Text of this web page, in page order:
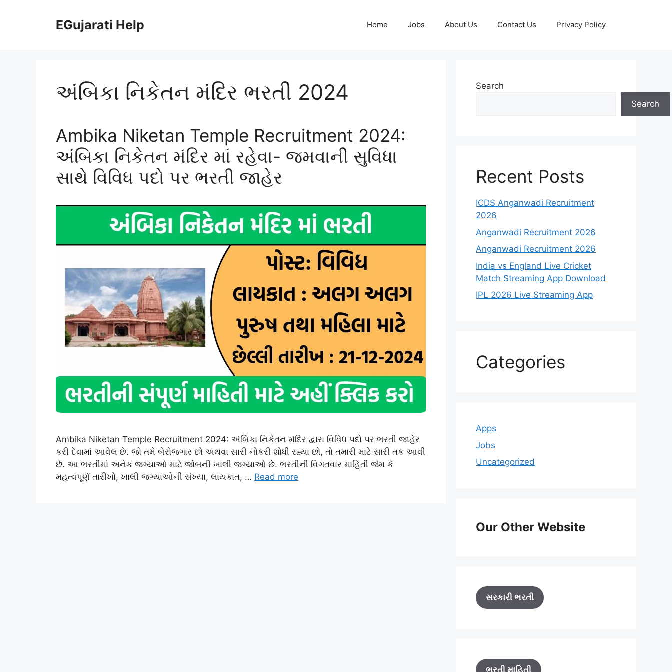
EGujarati Help Home Jobs About Us Contact Us Privacy Policy
અંબિકા નિકેતન મંદિર ભરતી 2024
Ambika Niketan Temple Recruitment 2024:
અંબિકા નિકેતન મંદિર માં રહેવા- જમવાની સુવિધા
સાથે વિવિધ પદો પર ભરતી જાહેર
Ambika Niketan Temple Recruitment 2024: અંબિકા નિકેતન મંદિર દ્વારા વિવિધ પદો પર ભરતી જાહેર
કરી દેવામાં આવેલ છે. જો તમે બેરોજગાર છો અથવા સારી નોકરી શોધી રહ્યા છો, તો તમારી માટે સારી તક આવી
છે. આ ભરતીમાં અનેક જગ્યાઓ માટે જોબની ખાલી જગ્યાઓ છે. ભરતીની વિગતવાર માહિતી જેમ કે
મહત્વપૂર્ણ તારીખો, ખાલી જગ્યાઓની સંખ્યા, લાયકાત, … Read more
Search
Search
Recent Posts
ICDS Anganwadi Recruitment
2026
Anganwadi Recruitment 2026
Anganwadi Recruitment 2026
India vs England Live Cricket
Match Streaming App Download
IPL 2026 Live Streaming App
Categories
Apps
Jobs
Uncategorized
Our Other Website
સરકારી ભરતી
ભરતી માહિતી